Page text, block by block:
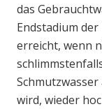
das
Endstadium
erreicht, wenn
wird, wieder